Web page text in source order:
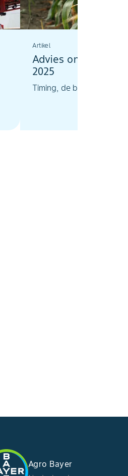
Artikel
Advies
2025
Timing, de beste
Agro Bayer